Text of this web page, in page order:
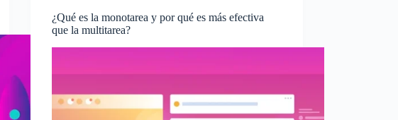
¿Qué es la monotarea y por qué es más efectiva
que la multitarea?